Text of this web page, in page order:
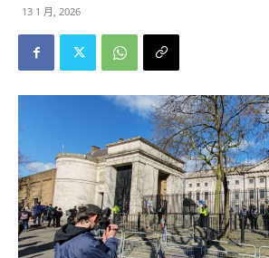
13 1 月, 2026